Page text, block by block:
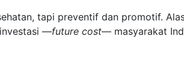
tapi preventif dan promotif.
—future cost— masyarakat